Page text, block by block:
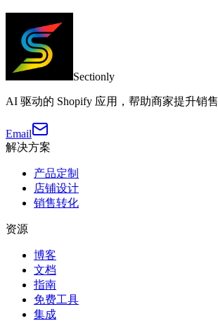
Sectionly
AI 驱动的 Shopify 应用，帮助商家提升销售
Email
解决方案
产品定制
店铺设计
销售转化
资源
博客
文档
指南
免费工具
集成